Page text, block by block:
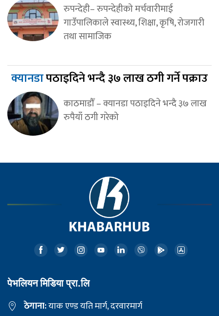
रुपन्देही– रुपन्देहीको मर्चवारीमाई
गाउँपालिकाले स्वास्थ्य, शिक्षा, कृषि, रोजगारी
तथा सामाजिक
क्यानडापठाइदिने भन्दै ३७ लाख ठगी गर्ने पक्राउ
काठमाडौँ – क्यानडा पठाइदिने भन्दै ३७ लाख
रुपैयाँ ठगी गरेको
पेभलियन मिडिया प्रा.लि
ठेगाना:याक एण्ड यति मार्ग, दरवारमार्ग